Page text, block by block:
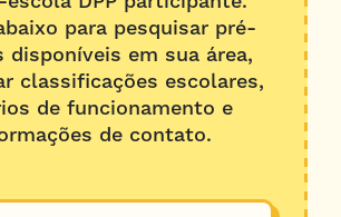
estimado de
para pesquisar pré-
disponíveis em sua área,
classificações escolares,
de funcionamento e
de contato.